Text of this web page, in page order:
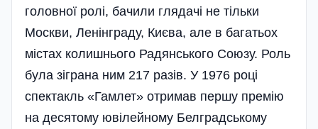
головної ролі, бачили глядачі не тільки
Москви, Ленінграду, Києва, але в багатьох
містах колишнього Радянського Союзу. Роль
була зіграна ним 217 разів. У 1976 році
спектакль «Гамлет» отримав першу премію
на десятому ювілейному Белградському